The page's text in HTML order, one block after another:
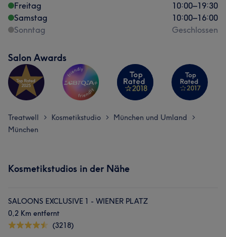
Freitag
10:00–19:30
Samstag
10:00–16:00
Sonntag
Geschlossen
Salon Awards
Treatwell > Kosmetikstudio > München und Umland >
München
Kosmetikstudios in der Nähe
SALOONS EXCLUSIVE 1 - WIENER PLATZ
0,2 Km entfernt
(3218)